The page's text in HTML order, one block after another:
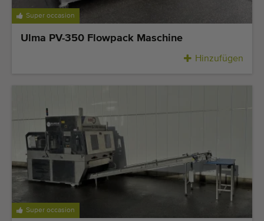
Super occasion
Ulma PV-350 Flowpack Maschine
Hinzufügen
Super occasion